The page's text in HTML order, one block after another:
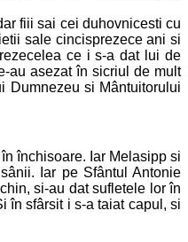
fiii sai cei duhovnicesti cu
sale cincisprezece ani si
ce i s-a dat lui de
au asezat în sicriul de mult
Dumnezeu si Mântuitorului
închisoare. Iar Melasipp si
Iar pe Sfântul Antonie
si-au dat sufletele lor în
în sfârsit i s-a taiat capul, si